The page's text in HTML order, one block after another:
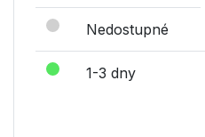
Nedostupné
1-3 dny